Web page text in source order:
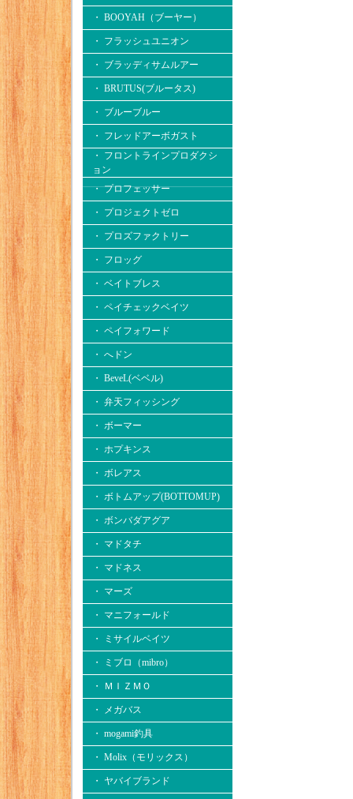
・ BOOYAH（ブーヤー）
・ フラッシュユニオン
・ ブラッディサムルアー
・ BRUTUS(ブルータス)
・ ブルーブルー
・ フレッドアーボガスト
・ フロントラインプロダクシ
ョン
・ プロフェッサー
・ プロジェクトゼロ
・ プロズファクトリー
・ フロッグ
・ ベイトブレス
・ ペイチェックベイツ
・ ペイフォワード
・ へドン
・ BeveL(ベベル)
・ 弁天フィッシング
・ ボーマー
・ ホプキンス
・ ボレアス
・ ボトムアップ(BOTTOMUP)
・ ボンバダアグア
・ マドタチ
・ マドネス
・ マーズ
・ マニフォールド
・ ミサイルベイツ
・ ミブロ（mibro）
・ ＭＩＺＭＯ
・ メガバス
・ mogami釣具
・ Molix（モリックス）
・ ヤバイブランド